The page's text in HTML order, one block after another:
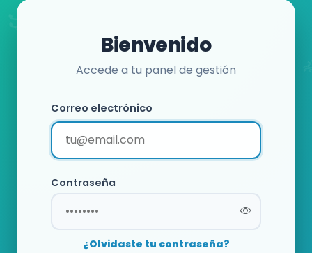
Bienvenido
Accede a tu panel de gestión
Correo electrónico
Contraseña
¿Olvidaste tu contraseña?